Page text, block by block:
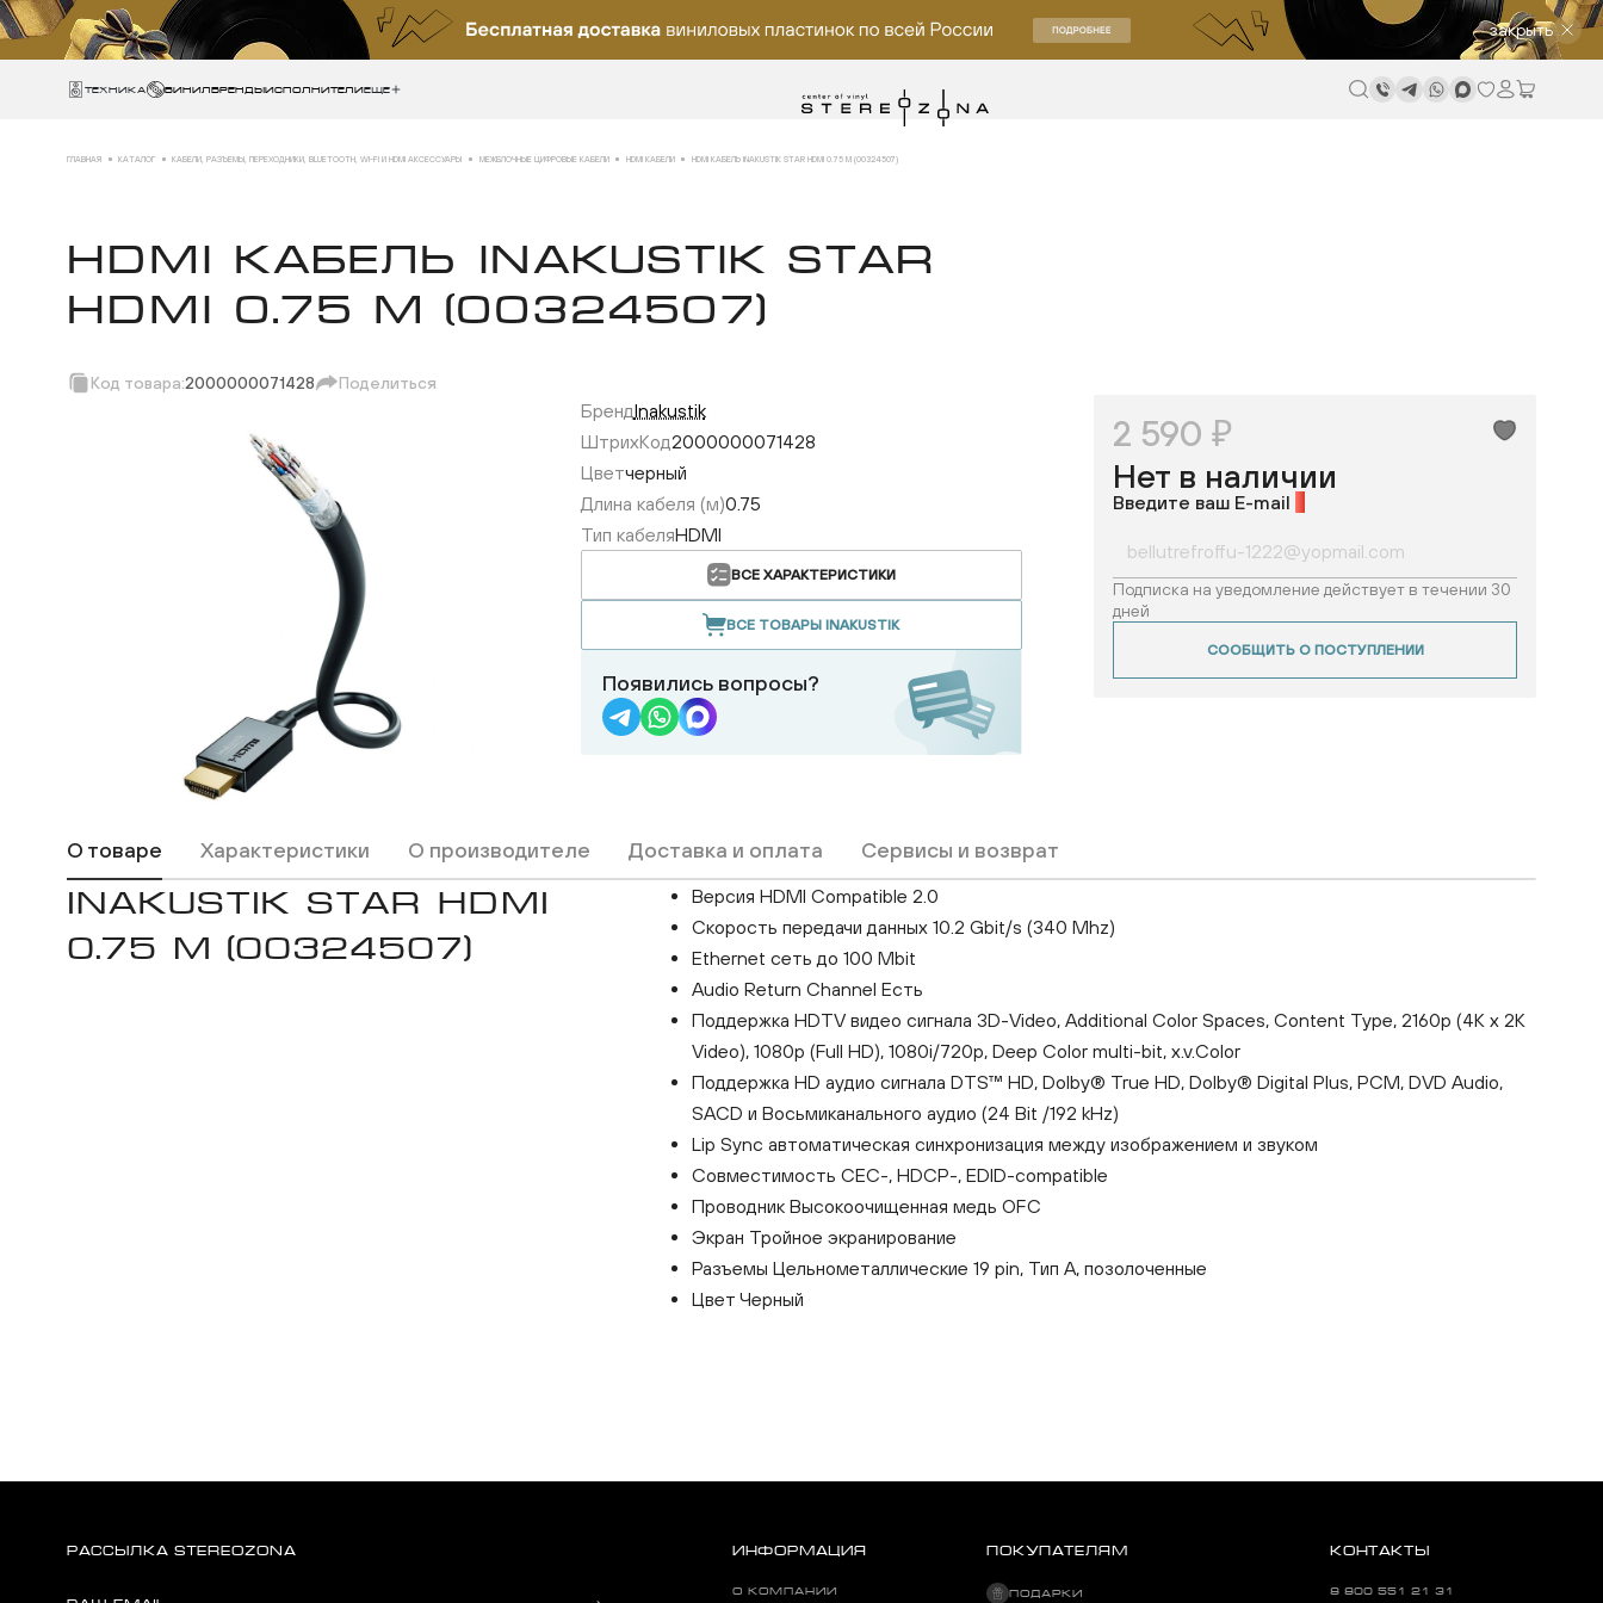
закрыть
Техника ВИНИЛБРЕНДЫИСПОЛНИТЕЛИЕще
ГЛАВНАЯ КАТАЛОГ КАБЕЛИ, РАЗЪЕМЫ, ПЕРЕХОДНИКИ, BLUETOOTH, WI-FI И HDMI АКСЕССУАРЫ МЕЖБЛОЧНЫЕ ЦИФРОВЫЕ КАБЕЛИ HDMI КАБЕЛИ HDMI КАБЕЛЬ INAKUSTIK STAR HDMI 0.75 M (00324507)
HDMI КАБЕЛЬ INAKUSTIK STAR
HDMI 0.75 M (00324507)
Код товара:2000000071428 Поделиться
БрендInakustik
ШтрихКод2000000071428
Цветчерный
Длина кабеля (м)0.75
Тип кабеляHDMI
ВСЕ ХАРАКТЕРИСТИКИ
ВСЕ ТОВАРЫ INAKUSTIK
Появились вопросы?
2 590 ₽
Нет в наличии
Введите ваш E-mail
Подписка на уведомление действует в течении 30
дней
СООБЩИТЬ О ПОСТУПЛЕНИИ
О товаре Характеристики О производителе Доставка и оплата Сервисы и возврат
INAKUSTIK STAR HDMI
0.75 M (00324507)
Версия HDMI Compatible 2.0
Cкорость передачи данных 10.2 Gbit/s (340 Mhz)
Ethernet сеть до 100 Mbit
Audio Return Channel Есть
Поддержка HDTV видео сигнала 3D-Video, Additional Color Spaces, Content Type, 2160p (4K x 2K
Video), 1080p (Full HD), 1080i/720p, Deep Color multi-bit, x.v.Color
Поддержка HD аудио сигнала DTS™ HD, Dolby® True HD, Dolby® Digital Plus, PCM, DVD Audio,
SACD и Восьмиканального аудио (24 Bit /192 kHz)
Lip Sync автоматическая синхронизация между изображением и звуком
Совместимость CEC-, HDCP-, EDID-compatible
Проводник Высокоочищенная медь OFC
Экран Тройное экранирование
Разъемы Цельнометаллические 19 pin, Тип А, позолоченные
Цвет Черный
РАССЫЛКА STEREOZONA ИНФОРМАЦИЯ
О КОМПАНИИ
ПОКУПАТЕЛЯМ
ПОДАРКИ
КОНТАКТЫ
8 800 551 21 31